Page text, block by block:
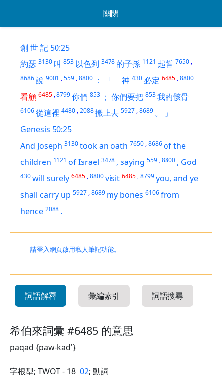
關閉
創 世 記 50:25
約瑟 3130 叫 853 以色列 3478 的子孫 1121 起誓 7650 ,
8686說 9001 ,559 ,8800 ： 「 神 430 必定 6485 ,8800
看顧 6485 ,8799你們 853 ； 你們要把 853我的骸骨
6106從這裡 4480 ,2088搬上去 5927 ,8689 。
」
Genesis 50:25
And Joseph 3130took an oath 7650 ,8686of the
children 1121 of Israel 3478 , saying 559 ,8800 , God
430will surely 6485 ,8800visit 6485 ,8799you, and ye
shall carry up 5927 ,8689 my bones 6106from
hence 2088 .
請登入網頁啟用私人筆記功能。
詞語解釋 彙編索引 詞語搜尋
希伯來詞彙 #6485 的意思
paqad {paw-kad'}
字根型; TWOT - 18 02; 動詞